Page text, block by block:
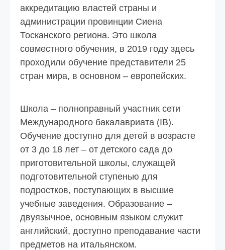
аккредитацию властей страны и
администрации провинции Сиена
Тосканского региона. Это школа
совместного обучения, в 2019 году здесь
проходили обучение представители 25
стран мира, в основном – европейских.
Школа – полноправный участник сети
Международного бакалавриата (IB).
Обучение доступно для детей в возрасте
от 3 до 18 лет – от детского сада до
приготовительной школы, служащей
подготовительной ступенью для
подростков, поступающих в высшие
учебные заведения. Образование –
двуязычное, основным языком служит
английский, доступно преподавание части
предметов на итальянском.